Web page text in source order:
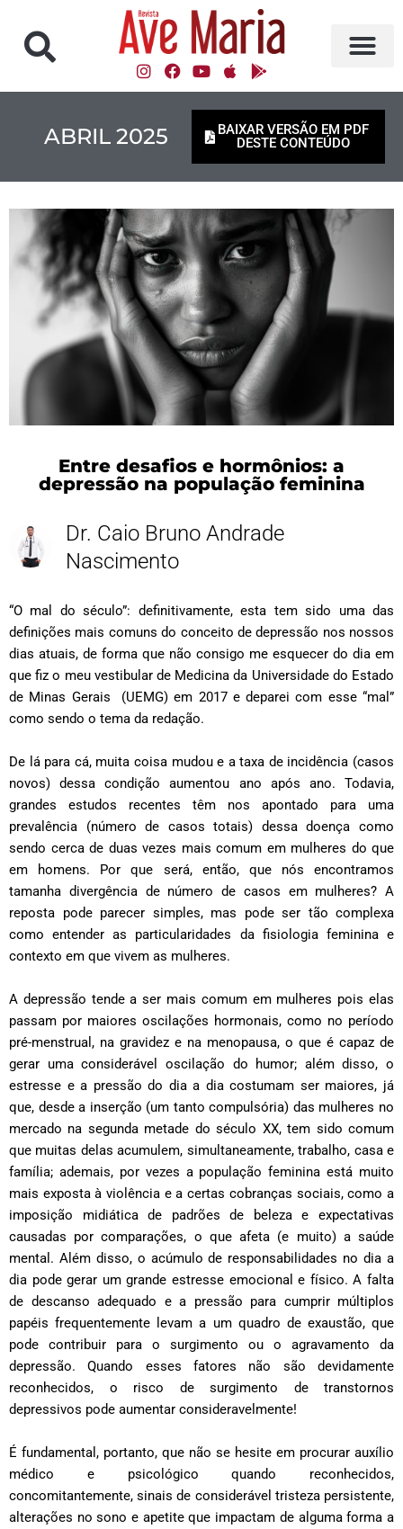
ABRIL 2025
BAIXAR VERSÃO EM PDF
DESTE CONTEÚDO
Entre desafios e hormônios: a
depressão na população feminina
Dr. Caio Bruno Andrade
Nascimento
“O mal do século”: definitivamente, esta tem sido uma das
definições mais comuns do conceito de depressão nos nossos
dias atuais, de forma que não consigo me esquecer do dia em
que fiz o meu vestibular de Medicina da Universidade do Estado
de Minas Gerais
(UEMG) em 2017 e deparei com esse “mal”
como sendo o tema da redação.
De lá para cá, muita coisa mudou e a taxa de incidência (casos
novos) dessa condição aumentou ano após ano. Todavia,
grandes estudos recentes têm nos apontado para uma
prevalência (número de casos totais) dessa doença como
sendo cerca de duas vezes mais comum em mulheres do que
em homens. Por que será, então, que nós encontramos
tamanha divergência de número de casos em mulheres? A
reposta pode parecer simples, mas pode ser tão complexa
como entender as particularidades da fisiologia feminina e
contexto em que vivem as mulheres.
A depressão tende a ser mais comum em mulheres pois elas
passam por maiores oscilações hormonais, como no período
pré-menstrual, na gravidez e na menopausa, o que é capaz de
gerar uma considerável oscilação do humor; além disso, o
estresse e a pressão do dia a dia costumam ser maiores, já
que, desde a inserção (um tanto compulsória) das mulheres no
mercado na segunda metade do século XX, tem sido comum
que muitas delas acumulem, simultaneamente, trabalho, casa e
família; ademais, por vezes a população feminina está muito
mais exposta à violência e a certas cobranças sociais, como a
imposição midiática de padrões de beleza e expectativas
causadas por comparações, o que afeta (e muito) a saúde
mental. Além disso, o acúmulo de responsabilidades no dia a
dia pode gerar um grande estresse emocional e físico. A falta
de descanso adequado e a pressão para cumprir múltiplos
papéis frequentemente levam a um quadro de exaustão, que
pode contribuir para o surgimento ou o agravamento da
depressão. Quando esses fatores não são devidamente
reconhecidos, o risco de surgimento de transtornos
depressivos pode aumentar consideravelmente!
É fundamental, portanto, que não se hesite em procurar auxílio
médico e psicológico quando reconhecidos,
concomitantemente, sinais de considerável tristeza persistente,
alterações no sono e apetite que impactam de alguma forma a